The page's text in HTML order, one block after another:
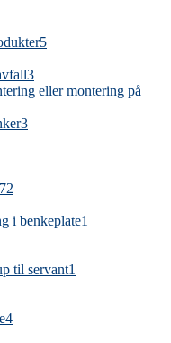
5
3
eller montering på
3
i benkeplate1
til servant1
4